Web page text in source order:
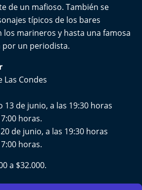
de un mafioso. También se
típicos de los bares
marineros y hasta una famosa
un periodista.
Condes
13 de junio, a las 19:30 horas
horas.
de junio, a las 19:30 horas
horas.
a $32.000.